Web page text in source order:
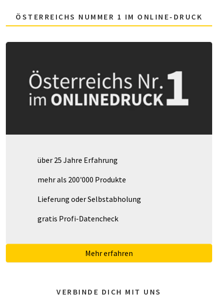
ÖSTERREICHS NUMMER 1 IM ONLINE-DRUCK
über 25 Jahre Erfahrung
mehr als 200'000 Produkte
Lieferung oder Selbstabholung
gratis Profi-Datencheck
Mehr erfahren
VERBINDE DICH MIT UNS